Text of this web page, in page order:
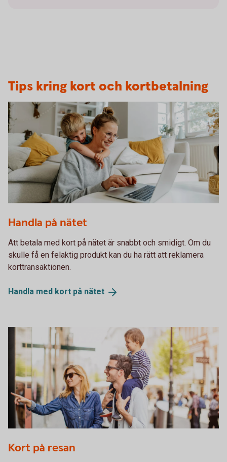
Tips kring kort och kortbetalning
Handla på nätet
Att betala med kort på nätet är snabbt och smidigt. Om du
skulle få en felaktig produkt kan du ha rätt att reklamera
korttransaktionen.
Handla med kort på nätet
Kort på resan